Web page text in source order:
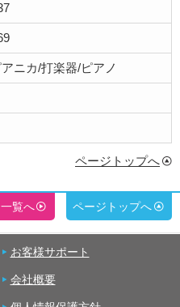
ニカ/打楽器/ピアノ
ページトップへ
覧へ ページトップへ
お客様サポート
会社概要